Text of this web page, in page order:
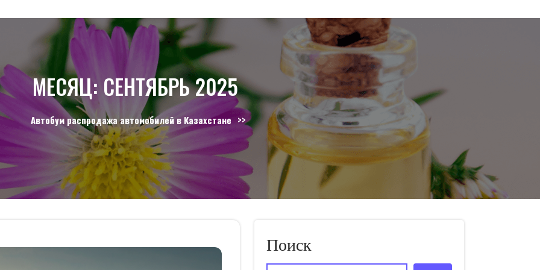
МЕСЯЦ:СЕНТЯБРЬ 2025
Автобум распродажа автомобилей в Казахстане >>
Поиск